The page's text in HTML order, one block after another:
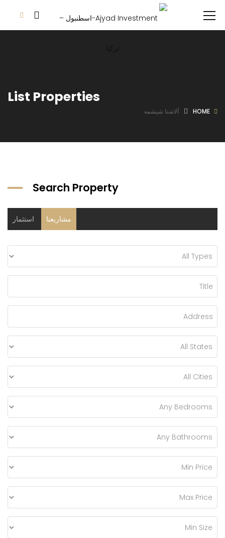
List Properties
HOME ألاشتا شيشمه
Search Property
مشاريعنا استثمار